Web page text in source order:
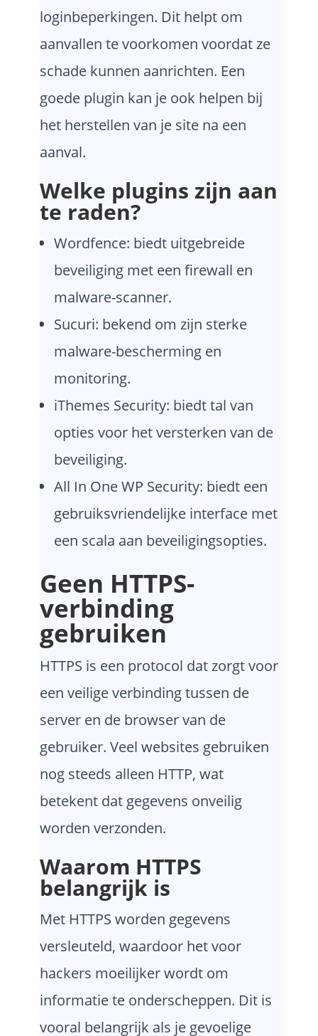
loginbeperkingen. Dit helpt om
aanvallen te voorkomen voordat ze
schade kunnen aanrichten. Een
goede plugin kan je ook helpen bij
het herstellen van je site na een
aanval.
Welke plugins zijn aan
te raden?
Wordfence: biedt uitgebreide
beveiliging met een firewall en
malware-scanner.
Sucuri: bekend om zijn sterke
malware-bescherming en
monitoring.
iThemes Security: biedt tal van
opties voor het versterken van de
beveiliging.
All In One WP Security: biedt een
gebruiksvriendelijke interface met
een scala aan beveiligingsopties.
Geen HTTPS-
verbinding
gebruiken
HTTPS is een protocol dat zorgt voor
een veilige verbinding tussen de
server en de browser van de
gebruiker. Veel websites gebruiken
nog steeds alleen HTTP, wat
betekent dat gegevens onveilig
worden verzonden.
Waarom HTTPS
belangrijk is
Met HTTPS worden gegevens
versleuteld, waardoor het voor
hackers moeilijker wordt om
informatie te onderscheppen. Dit is
vooral belangrijk als je gevoelige